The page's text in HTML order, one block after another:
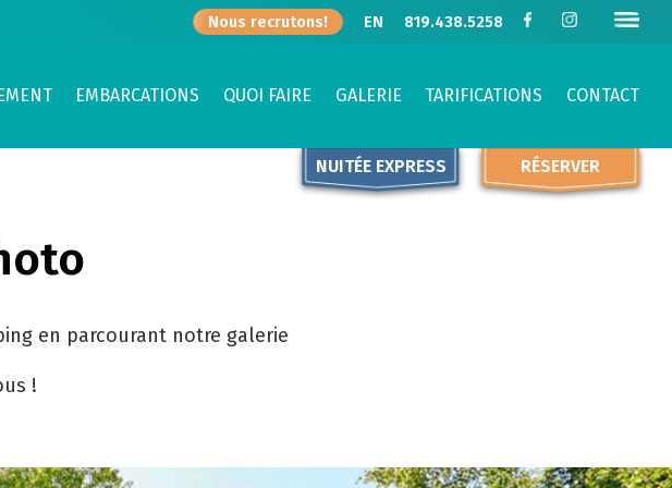
Nous recrutons! EN 819.438.5258
EMBARCATIONS QUOI FAIRE GALERIE TARIFICATIONS CONTACT
RÉSERVER
NUITÉE EXPRESS
en parcourant notre galerie
!